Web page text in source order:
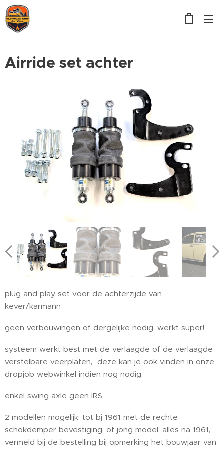
Airride set achter
plug and play set voor de achterzijde van
kever/karmann
geen verbouwingen of dergelijke nodig. werkt super!
systeem werkt best met de verlaagde of de verlaagde
verstelbare veerplaten, deze kan je ook vinden in onze
dropjob webwinkel indien nog nodig.
enkel swing axle geen IRS
2 modellen mogelijk: tot bj 1961 met de rechte
schokdemper bevestiging, of jong model, alles na 1961,
vermeld bij de bestelling bij opmerking het bouwjaar van